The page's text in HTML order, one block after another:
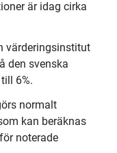
är idag cirka
värderingsinstitut
den svenska
6%.
normalt
kan beräknas
noterade